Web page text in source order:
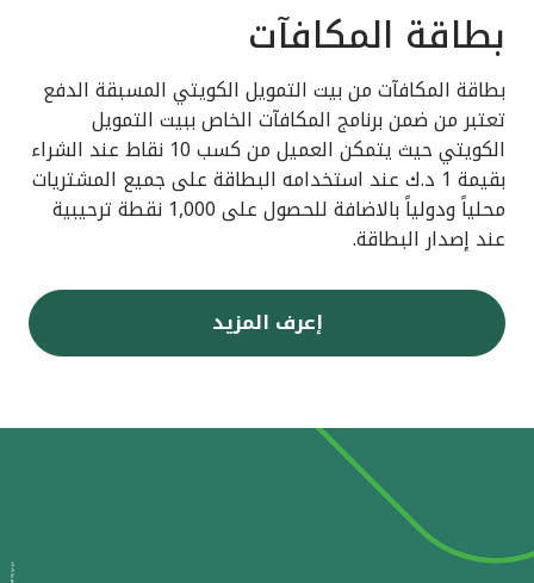
بطاقة المكافآت
بطاقة المكافآت من بيت التمويل الكويتي المسبقة الدفع
تعتبر من ضمن برنامج المكافآت الخاص ببيت التمويل
الكويتي حيث يتمكن العميل من كسب 10 نقاط عند الشراء
بقيمة 1 د.ك عند استخدامه البطاقة على جميع المشتريات
محلياً ودولياً بالاضافة للحصول على 1,000 نقطة ترحيبية
عند إصدار البطاقة.
إعرف المزيد